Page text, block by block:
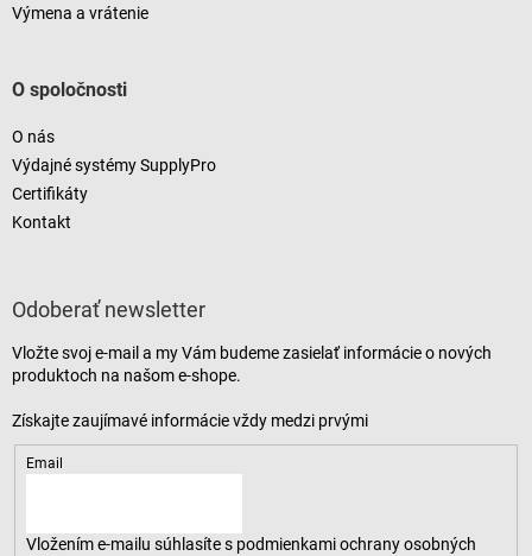
Výmena a vrátenie
O spoločnosti
O nás
Výdajné systémy SupplyPro
Certifikáty
Kontakt
Odoberať newsletter
Vložte svoj e-mail a my Vám budeme zasielať informácie o nových
produktoch na našom e-shope.
Email
Vložením e-mailu súhlasíte s podmienkami ochrany osobných